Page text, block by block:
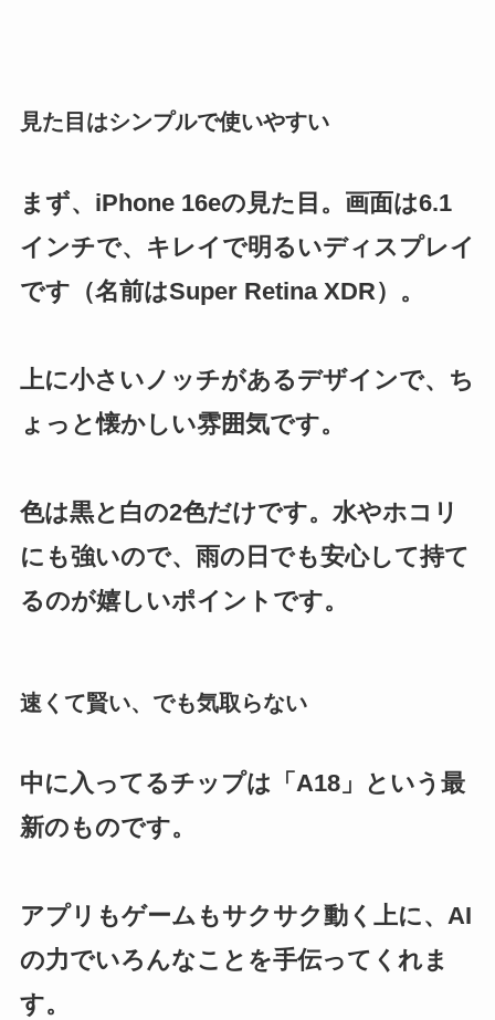
見た目はシンプルで使いやすい
まず、iPhone 16eの見た目。画面は6.1
インチで、キレイで明るいディスプレイ
です（名前はSuper Retina XDR）。
上に小さいノッチがあるデザインで、ち
ょっと懐かしい雰囲気です。
色は黒と白の2色だけです。水やホコリ
にも強いので、雨の日でも安心して持て
るのが嬉しいポイントです。
速くて賢い、でも気取らない
中に入ってるチップは「A18」という最
新のものです。
アプリもゲームもサクサク動く上に、AI
の力でいろんなことを手伝ってくれま
す。